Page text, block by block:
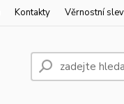
Kontakty Věrnostní